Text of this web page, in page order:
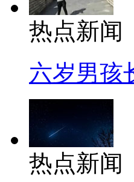
热点新闻
六岁男孩
热点新闻